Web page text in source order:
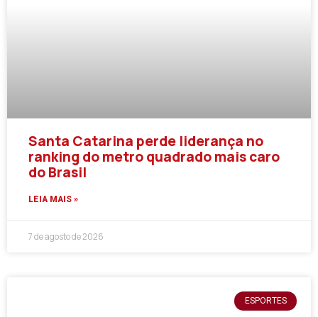
Santa Catarina perde liderança no
ranking do metro quadrado mais caro
do Brasil
LEIA MAIS »
7 de agosto de 2026
ESPORTES